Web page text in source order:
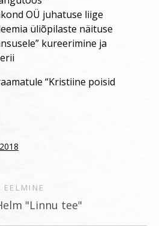
OÜ juhatuse liige
üliõpilaste näituse
kureerimine ja
“Kristiine poisid
2018
EELMINE
"Linnu tee"